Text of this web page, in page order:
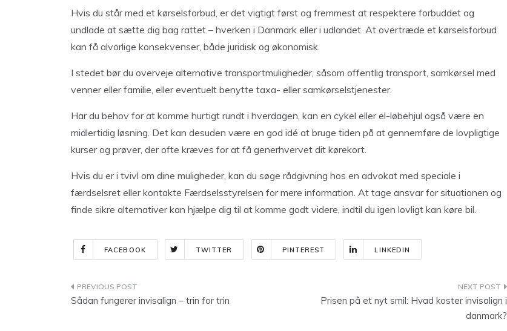
Hvis du står med et kørselsforbud, er det vigtigt først og fremmest at respektere forbuddet og
undlade at sætte dig bag rattet – hverken i Danmark eller i udlandet. At overtræde et kørselsforbud
kan få alvorlige konsekvenser, både juridisk og økonomisk.
I stedet bør du overveje alternative transportmuligheder, såsom offentlig transport, samkørsel med
venner eller familie, eller eventuelt benytte taxa- eller samkørselstjenester.
Har du behov for at komme hurtigt rundt i hverdagen, kan en cykel eller el-løbehjul også være en
midlertidig løsning. Det kan desuden være en god idé at bruge tiden på at gennemføre de lovpligtige
kurser og prøver, der ofte kræves for at få generhvervet dit kørekort.
Hvis du er i tvivl om dine muligheder, kan du søge rådgivning hos en advokat med speciale i
færdselsret eller kontakte Færdselsstyrelsen for mere information. At tage ansvar for situationen og
finde sikre alternativer kan hjælpe dig til at komme godt videre, indtil du igen lovligt kan køre bil.
FACEBOOK TWITTER PINTEREST LINKEDIN
Indlægsnavigation
Sådan fungerer invisalign – trin for trin
Prisen på et nyt smil: Hvad koster invisalign i
danmark?